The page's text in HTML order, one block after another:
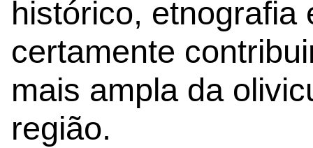
histórico, etnografia
certamente
mais ampla da
região.